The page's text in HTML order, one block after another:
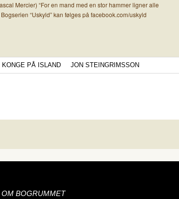
Mercier) “For en mand med en stor hammer ligner alle
“Uskyld” kan følges på facebook.com/uskyld
KONGE PÅ ISLAND JON STEINGRIMSSON
OM BOGRUMMET